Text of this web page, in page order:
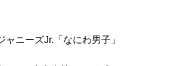
ニーズJr.「なにわ男子」